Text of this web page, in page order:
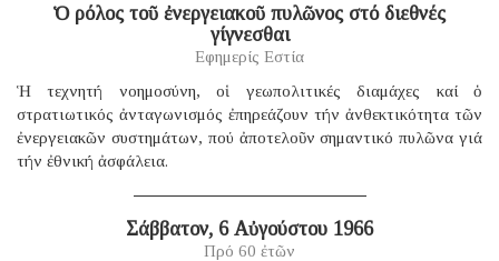
Ὁ ρόλος τοῦ ἐνεργειακοῦ πυλῶνος στό διεθνές
γίγνεσθαι
Εφημερίς Εστία
Ἡ τεχνητή νοημοσύνη, οἱ γεωπολιτικές διαμάχες καί ὁ
στρατιωτικός ἀνταγωνισμός ἐπηρεάζουν τήν ἀνθεκτικότητα τῶν
ἐνεργειακῶν συστημάτων, πού ἀποτελοῦν σημαντικό πυλῶνα γιά
τήν ἐθνική ἀσφάλεια.
Σάββατον, 6 Αὐγούστου 1966
Πρό 60 ἐτῶν